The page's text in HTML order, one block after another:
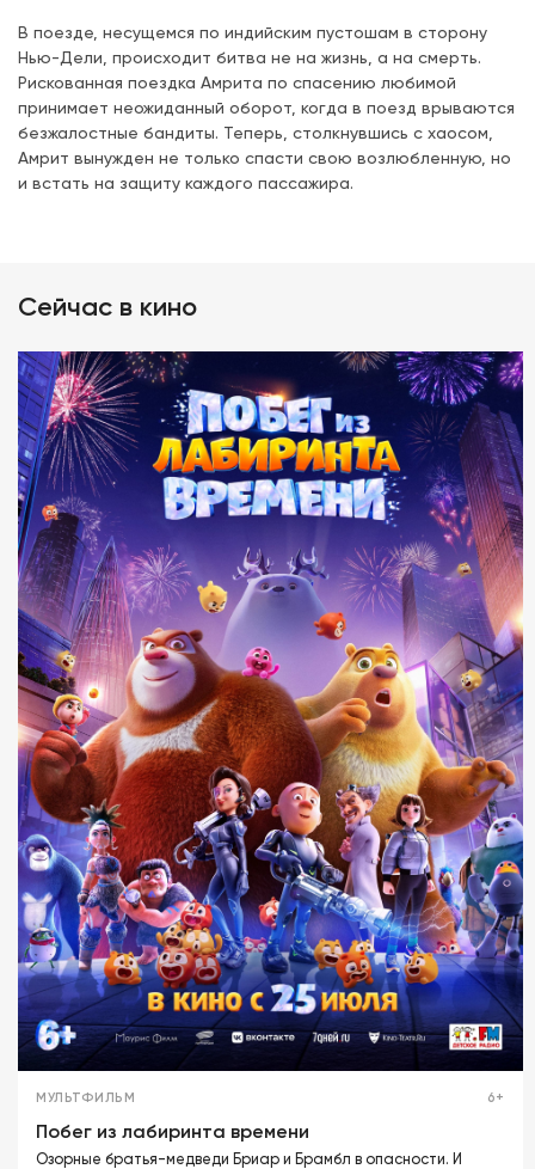
В поезде, несущемся по индийским пустошам в сторону
Нью-Дели, происходит битва не на жизнь, а на смерть.
Рискованная поездка Амрита по спасению любимой
принимает неожиданный оборот, когда в поезд врываются
безжалостные бандиты. Теперь, столкнувшись с хаосом,
Амрит вынужден не только спасти свою возлюбленную, но
и встать на защиту каждого пассажира.
Сейчас в кино
МУЛЬТФИЛЬМ 6+
Побег из лабиринта времени
Озорные братья-медведи Бриар и Брамбл в опасности. И